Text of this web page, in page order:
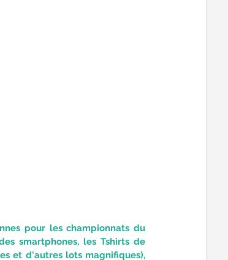
pour les championnats du
smartphones, les Tshirts de
et d'autres lots magnifiques),